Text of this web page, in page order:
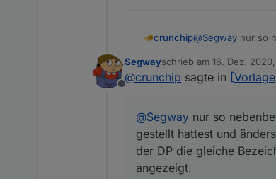
crunchip@Segway nur so
Bezeichnung
PS: mit nem
Offline
Segwayschrieb am 16. Dez. 2020,
zuletzt editiert von
@crunchip sagte in
@Segway nur so
gestellt hattest und
der DP die gleiche
angezeigt.